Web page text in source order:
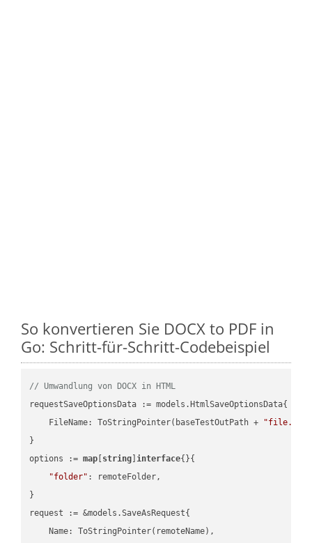
So konvertieren Sie DOCX to PDF in
Go: Schritt-für-Schritt-Codebeispiel
// Umwandlung von DOCX in HTML
requestSaveOptionsData := models.HtmlSaveOptionsData{
    FileName: ToStringPointer(baseTestOutPath +
}
options := map string ]interface{}{
"folder" : remoteFolder,
}
request := &models.SaveAsRequest{
    Name: ToStringPointer(remoteName),